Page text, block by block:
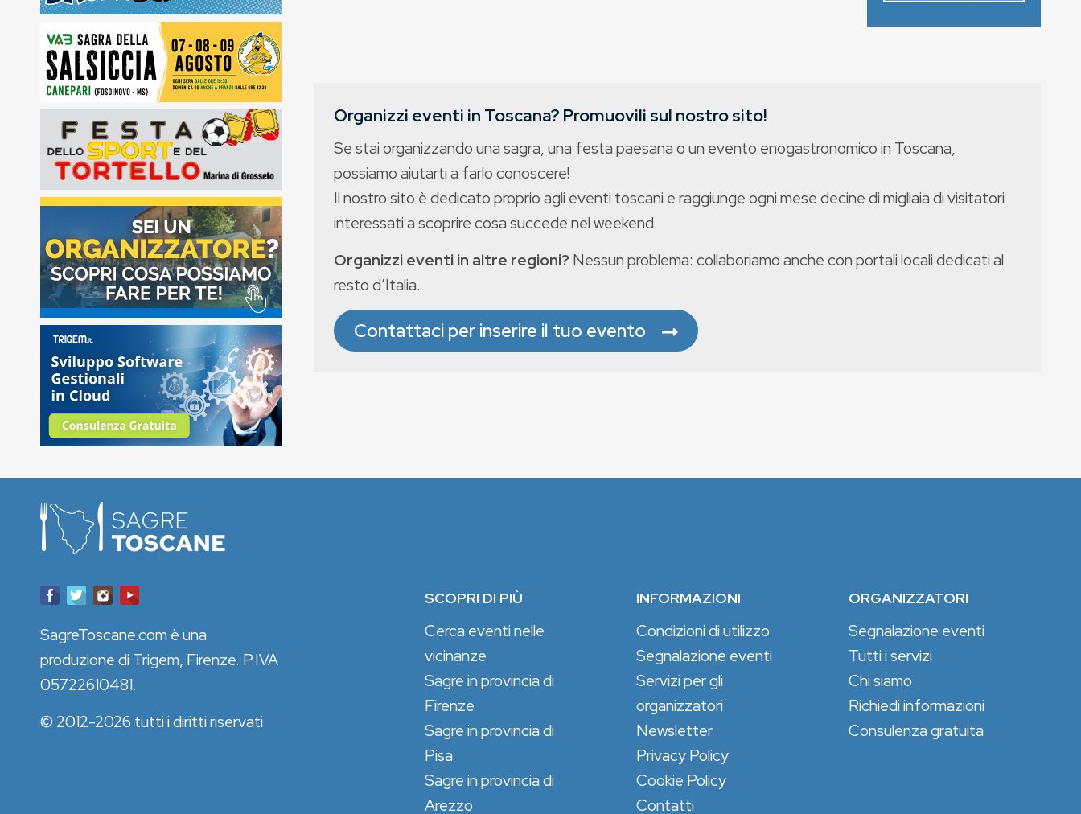
Organizzi eventi in Toscana? Promuovili sul nostro sito!
Se stai organizzando una sagra, una festa paesana o un evento enogastronomico in Toscana,
possiamo aiutarti a farlo conoscere!
Il nostro sito è dedicato proprio agli eventi toscani e raggiunge ogni mese decine di migliaia di visitatori
interessati a scoprire cosa succede nel weekend.
Organizzi eventi in altre regioni? Nessun problema: collaboriamo anche con portali locali dedicati al
resto d’Italia.
Contattaci per inserire il tuo evento
SCOPRI DI PIÙ
Cerca eventi nelle
vicinanze
Sagre in provincia di
Firenze
Sagre in provincia di
Pisa
Sagre in provincia di
Arezzo
INFORMAZIONI
Condizioni di utilizzo
Segnalazione eventi
Servizi per gli
organizzatori
Newsletter
Privacy Policy
Cookie Policy
Contatti
ORGANIZZATORI
Segnalazione eventi
Tutti i servizi
Chi siamo
Richiedi informazioni
Consulenza gratuita
SagreToscane.com è una
produzione di Trigem, Firenze. P.IVA
05722610481.
© 2012-2026 tutti i diritti riservati